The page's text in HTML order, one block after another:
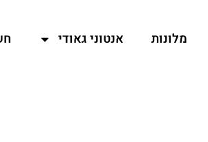
מלונות אנטוני גאודי